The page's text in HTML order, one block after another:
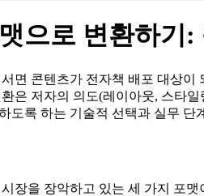
으로 변환하기:
면 콘텐츠가 전자책 배포 대상
은 저자의 의도(레이아웃, 스타
도록 하는 기술적 선택과 실무 단
장을 장악하고 있는 세 가지 포